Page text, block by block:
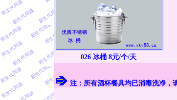
026 冰桶 8元/个/天
注：所有酒杯餐具均已消毒洗净，